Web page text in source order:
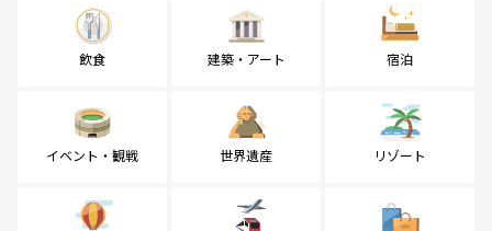
飲食 建築・アート 宿泊
イベント・観戦 世界遺産 リゾート